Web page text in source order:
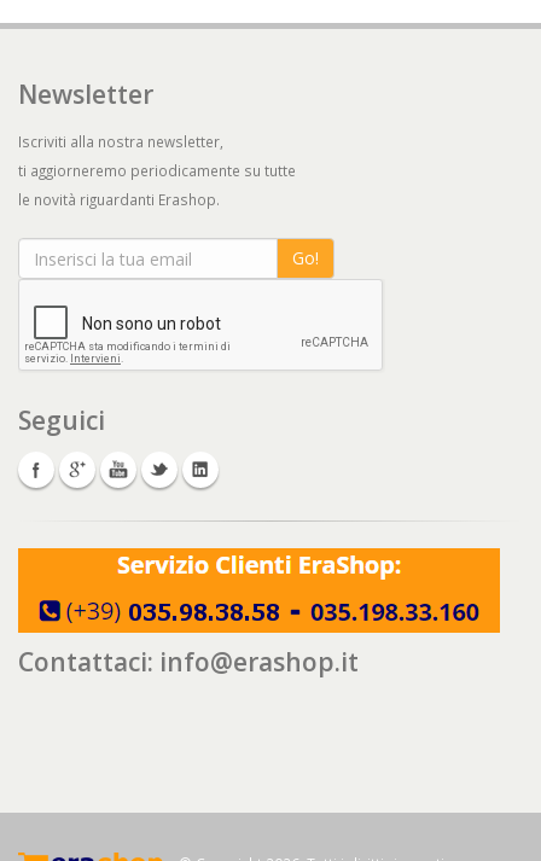
Newsletter
Iscriviti alla nostra newsletter,
ti aggiorneremo periodicamente su tutte
le novità riguardanti Erashop.
Go!
Seguici
Contattaci: info@erashop.it